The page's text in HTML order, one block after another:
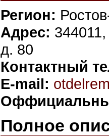
Регион:
Адрес:
д. 80
Контактный
E-mail:
Полное